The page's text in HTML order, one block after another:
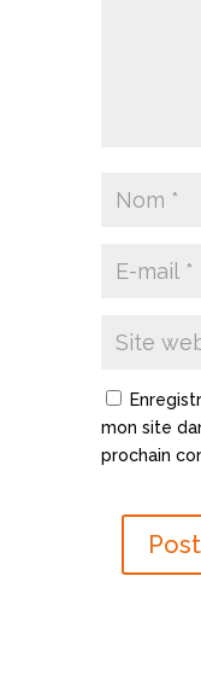
mon site
prochain